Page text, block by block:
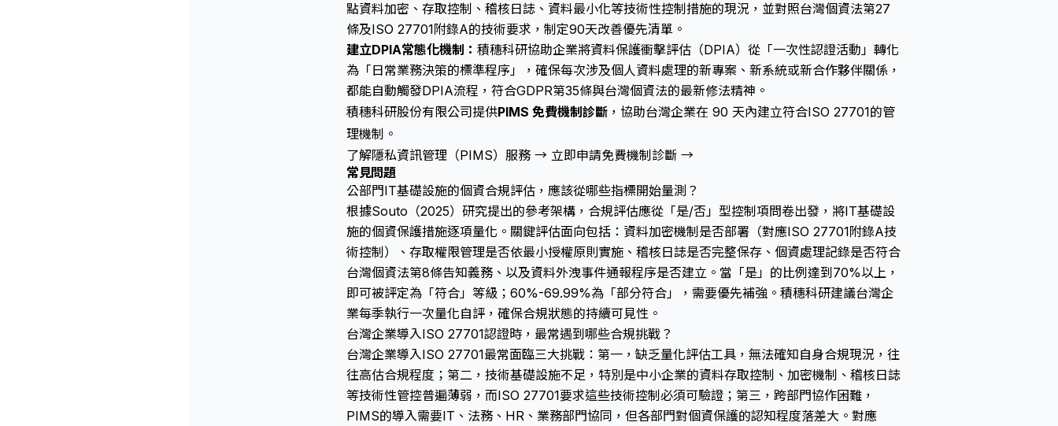
點資料加密、存取控制、稽核日誌、資料最小化等技術性控制措施的現況，並對照台灣個資法第27
條及ISO 27701附錄A的技術要求，制定90天改善優先清單。
建立DPIA常態化機制： 積穗科研協助企業將資料保護衝擊評估（DPIA）從「一次性認證活動」轉化
為「日常業務決策的標準程序」，確保每次涉及個人資料處理的新專案、新系統或新合作夥伴關係，
都能自動觸發DPIA流程，符合GDPR第35條與台灣個資法的最新修法精神。
積穗科研股份有限公司提供PIMS 免費機制診斷 ，協助台灣企業在 90 天內建立符合ISO 27701的管
理機制。
了解隱私資訊管理（PIMS）服務 → 立即申請免費機制診斷 →
常見問題
公部門IT基礎設施的個資合規評估，應該從哪些指標開始量測？
根據Souto（2025）研究提出的參考架構，合規評估應從「是/否」型控制項問卷出發，將IT基礎設
施的個資保護措施逐項量化。關鍵評估面向包括：資料加密機制是否部署（對應ISO 27701附錄A技
術控制）、存取權限管理是否依最小授權原則實施、稽核日誌是否完整保存、個資處理記錄是否符合
台灣個資法第8條告知義務、以及資料外洩事件通報程序是否建立。當「是」的比例達到70%以上，
即可被評定為「符合」等級；60%-69.99%為「部分符合」，需要優先補強。積穗科研建議台灣企
業每季執行一次量化自評，確保合規狀態的持續可見性。
台灣企業導入ISO 27701認證時，最常遇到哪些合規挑戰？
台灣企業導入ISO 27701最常面臨三大挑戰：第一，缺乏量化評估工具，無法確知自身合規現況，往
往高估合規程度；第二，技術基礎設施不足，特別是中小企業的資料存取控制、加密機制、稽核日誌
等技術性管控普遍薄弱，而ISO 27701要求這些技術控制必須可驗證；第三，跨部門協作困難，
PIMS的導入需要IT、法務、HR、業務部門協同，但各部門對個資保護的認知程度落差大。對應